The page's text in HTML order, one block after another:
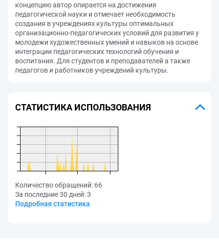
концепцию автор опирается на достижения
педагогической науки и отмечает необходимость
создания в учреждениях культуры оптимальных
организационно-педагогических условий для развития у
молодежи художественных умений и навыков на основе
интеграции педагогических технологий обучения и
воспитания. Для студентов и преподавателей а также
педагогов и работников учреждений культуры.
СТАТИСТИКА ИСПОЛЬЗОВАНИЯ
Количество обращений: 66
За последние 30 дней:3
Подробная статистика